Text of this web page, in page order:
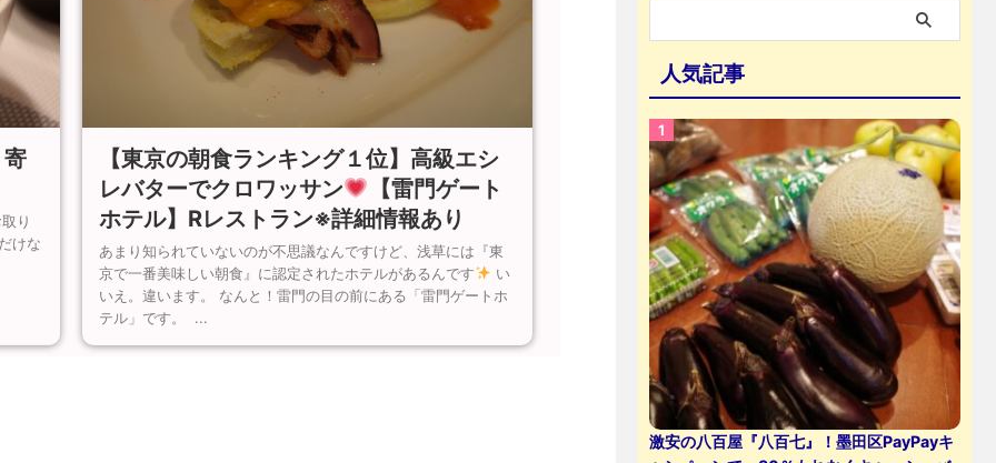
り
けな
【東京の朝食ランキング１位】高級エシ
レバターでクロワッサン
【雷門ゲート
ホテル】Rレストラン※詳細情報あり
あまり知られていないのが不思議なんですけど、浅草には『東
京で一番美味しい朝食』に認定されたホテルがあるんです
い
いえ。違います。 なんと！雷門の目の前にある「雷門ゲートホ
テル」です。 ...
人気記事
激安の八百屋『八百七』！墨田区PayPayキ